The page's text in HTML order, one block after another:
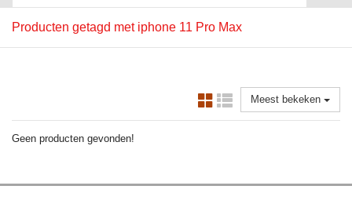
Producten getagd met iphone 11 Pro Max
Meest bekeken
Geen producten gevonden!